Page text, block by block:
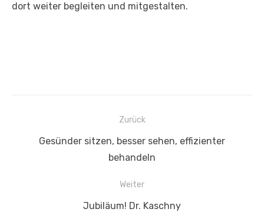
dort weiter begleiten und mitgestalten.
Beitragsnavigation
Zurück
VorherigerGesünder sitzen, besser sehen, effizienter
behandeln
Weiter
Nächster
Jubiläum! Dr. Kaschny